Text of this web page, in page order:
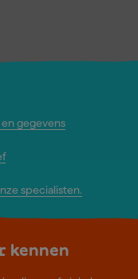
gegevens
specialisten.
kennen